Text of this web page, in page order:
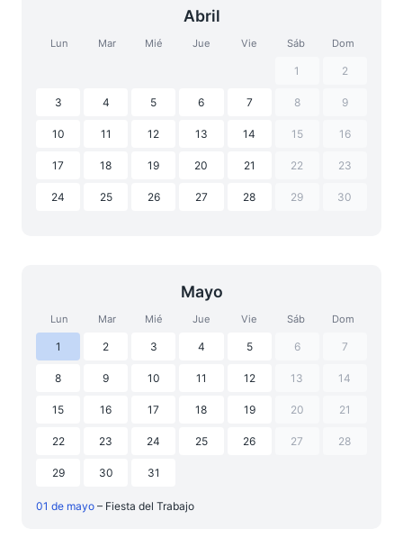
Abril
Lun Mar Mié Jue Vie Sáb Dom
1 2
3 4 5 6 7 8 9
10 11 12 13 14 15 16
17 18 19 20 21 22 23
24 25 26 27 28 29 30
Mayo
Lun Mar Mié Jue Vie Sáb Dom
1 2 3 4 5 6 7
8 9 10 11 12 13 14
15 16 17 18 19 20 21
22 23 24 25 26 27 28
29 30 31
01 de mayo – Fiesta del Trabajo